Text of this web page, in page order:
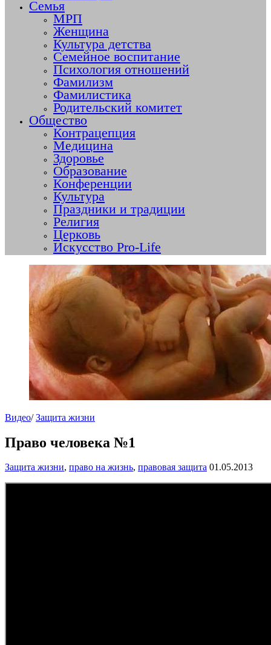
Семья
МРП
Женщина
Культура детства
Семейное воспитание
Психология отношений
Фамилизм
Фамилистика
Родительский комитет
Общество
Контрацепция
Медицина
Здоровье
Образование
Конференции
Культура
Праздники и традиции
Религия
Церковь
Искусство Pro-Life
Видео/Защита жизни
Право человека №1
Защита жизни, право на жизнь, правовая защита 01.05.2013